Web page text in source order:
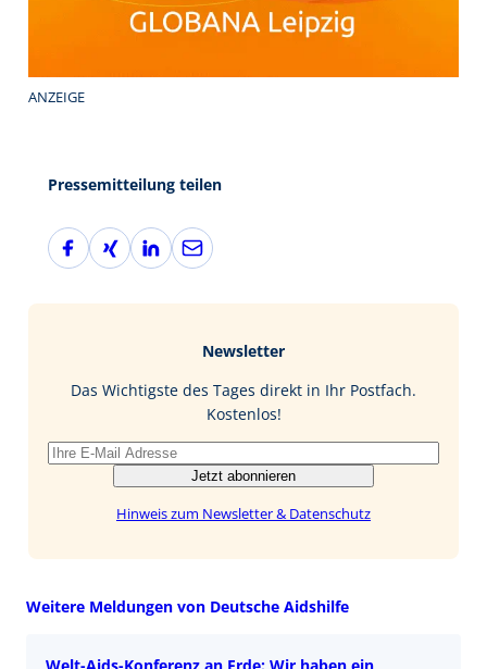
ANZEIGE
Pressemitteilung teilen
F
a
X
i
L
i
I
E
-
Newsletter
Das Wichtigste des Tages direkt in Ihr Postfach.
Kostenlos!
Jetzt abonnieren
Hinweis zum Newsletter & Datenschutz
Weitere Meldungen von Deutsche Aidshilfe